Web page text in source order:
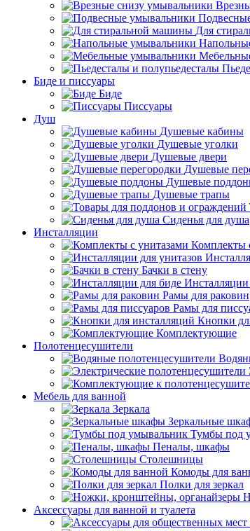
Для
Биде и писсуары
Биде
Писсуары
Душ
Душевые кабины
Душевые уголки
Душевые двери
Душевые
Душевые
Душевые трапы
Сиденья для душа
Инсталляции
Комплекты
Бачки в стену
Инсталляции
Рамы для раковин
Рамы для
Кнопки
Комплектующие
Полотенцесушители
Мебель для ванной
Зеркала
Зеркальные
Тумбы под
Пеналы, шкафы
Столешницы
Комоды для
Полки для зеркал
Аксессуары для ванной и туалета